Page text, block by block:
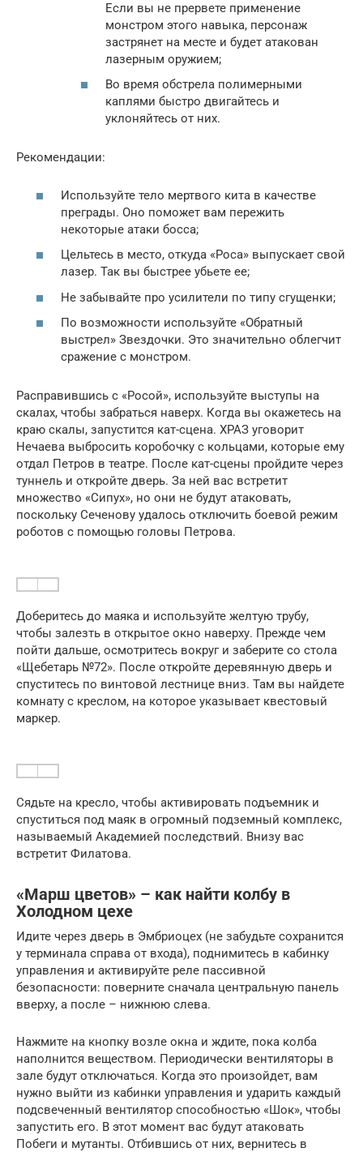
Если вы не прервете применение
монстром этого навыка, персонаж
застрянет на месте и будет атакован
лазерным оружием;
Во время обстрела полимерными
каплями быстро двигайтесь и
уклоняйтесь от них.
Рекомендации:
Используйте тело мертвого кита в качестве
преграды. Оно поможет вам пережить
некоторые атаки босса;
Цельтесь в место, откуда «Роса» выпускает свой
лазер. Так вы быстрее убьете ее;
Не забывайте про усилители по типу сгущенки;
По возможности используйте «Обратный
выстрел» Звездочки. Это значительно облегчит
сражение с монстром.
Расправившись с «Росой», используйте выступы на
скалах, чтобы забраться наверх. Когда вы окажетесь на
краю скалы, запустится кат-сцена. ХРАЗ уговорит
Нечаева выбросить коробочку с кольцами, которые ему
отдал Петров в театре. После кат-сцены пройдите через
туннель и откройте дверь. За ней вас встретит
множество «Сипух», но они не будут атаковать,
поскольку Сеченову удалось отключить боевой режим
роботов с помощью головы Петрова.
Доберитесь до маяка и используйте желтую трубу,
чтобы залезть в открытое окно наверху. Прежде чем
пойти дальше, осмотритесь вокруг и заберите со стола
«Щебетарь №72». После откройте деревянную дверь и
спуститесь по винтовой лестнице вниз. Там вы найдете
комнату с креслом, на которое указывает квестовый
маркер.
Сядьте на кресло, чтобы активировать подъемник и
спуститься под маяк в огромный подземный комплекс,
называемый Академией последствий. Внизу вас
встретит Филатова.
«Марш цветов» – как найти колбу в
Холодном цехе
Идите через дверь в Эмбриоцех (не забудьте сохранится
у терминала справа от входа), поднимитесь в кабинку
управления и активируйте реле пассивной
безопасности: поверните сначала центральную панель
вверху, а после – нижнюю слева.
Нажмите на кнопку возле окна и ждите, пока колба
наполнится веществом. Периодически вентиляторы в
зале будут отключаться. Когда это произойдет, вам
нужно выйти из кабинки управления и ударить каждый
подсвеченный вентилятор способностью «Шок», чтобы
запустить его. В этот момент вас будут атаковать
Побеги и мутанты. Отбившись от них, вернитесь в